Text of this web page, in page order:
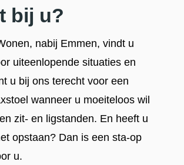
bij u?
nabij Emmen, vindt u
uiteenlopende situaties en
u bij ons terecht voor een
wanneer u moeiteloos wil
zit- en ligstanden. En heeft u
opstaan? Dan is een sta-op
u.